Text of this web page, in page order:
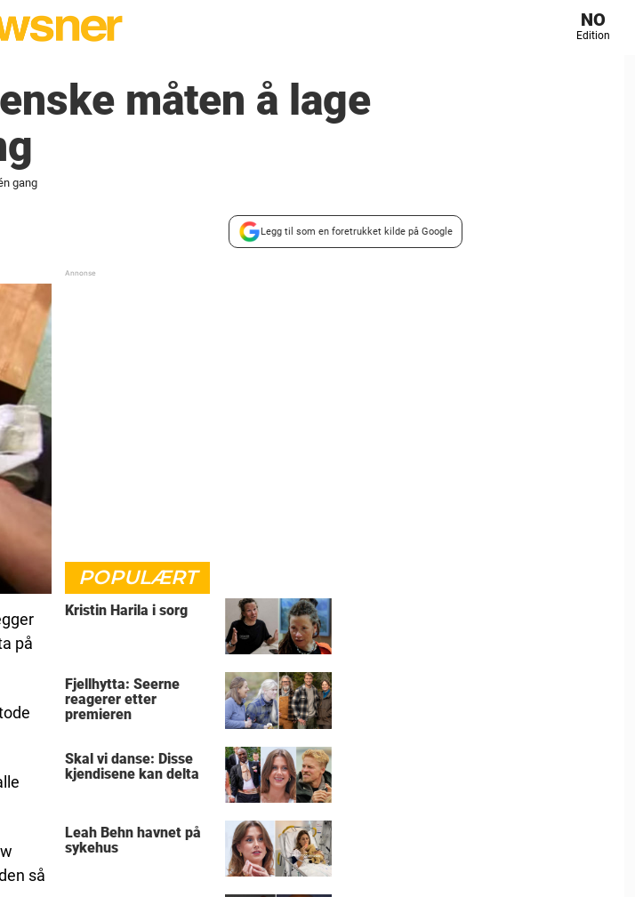
NO
Edition
måten å lage
gang
Legg til som en foretrukket kilde på Google
på
så
POPULÆRT
Kristin Harila i sorg
Fjellhytta: Seerne
reagerer etter
premieren
Skal vi danse: Disse
kjendisene kan delta
Leah Behn havnet på
sykehus